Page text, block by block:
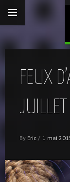
FEUX
By Eric / 1 mai